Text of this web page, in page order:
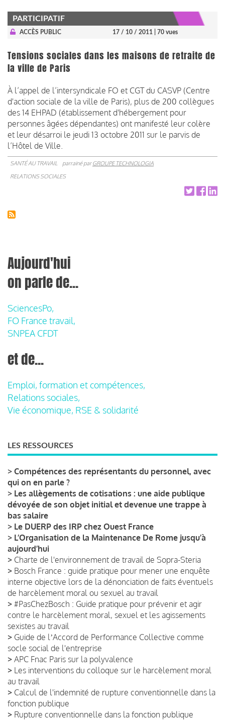
PARTICIPATIF
ACCÈS PUBLIC 17 / 10 / 2011 | 70 vues
Tensions sociales dans les maisons de retraite de
la ville de Paris
À l’appel de l’intersyndicale FO et CGT du CASVP (Centre
d'action sociale de la ville de Paris), plus de 200 collègues
des 14 EHPAD (établissement d'hébergement pour
personnes âgées dépendantes) ont manifesté leur colère
et leur désarroi le jeudi 13 octobre 2011 sur le parvis de
l’Hôtel de Ville.
SANTÉ AU TRAVAIL parrainé parGROUPE TECHNOLOGIA
RELATIONS SOCIALES
Aujourd'hui
on parle de...
SciencesPo,
FO France travail,
SNPEA CFDT
et de...
Emploi, formation et compétences,
Relations sociales,
Vie économique, RSE & solidarité
LES RESSOURCES
> Compétences des représentants du personnel, avec
qui on en parle ?
> Les allègements de cotisations : une aide publique
dévoyée de son objet initial et devenue une trappe à
bas salaire
> Le DUERP des IRP chez Ouest France
> L’Organisation de la Maintenance De Rome jusqu’à
aujourd’hui
> Charte de l'environnement de travail de Sopra-Steria
> Bosch France : guide pratique pour mener une enquête
interne objective lors de la dénonciation de faits éventuels
de harcèlement moral ou sexuel au travail
> #PasChezBosch : Guide pratique pour prévenir et agir
contre le harcèlement moral, sexuel et les agissements
sexistes au travail
> Guide de lʼAccord de Performance Collective comme
socle social de l'entreprise
> APC Fnac Paris sur la polyvalence
> Les interventions du colloque sur le harcèlement moral
au travail
> Calcul de l'indemnité de rupture conventionnelle dans la
fonction publique
> Rupture conventionnelle dans la fonction publique